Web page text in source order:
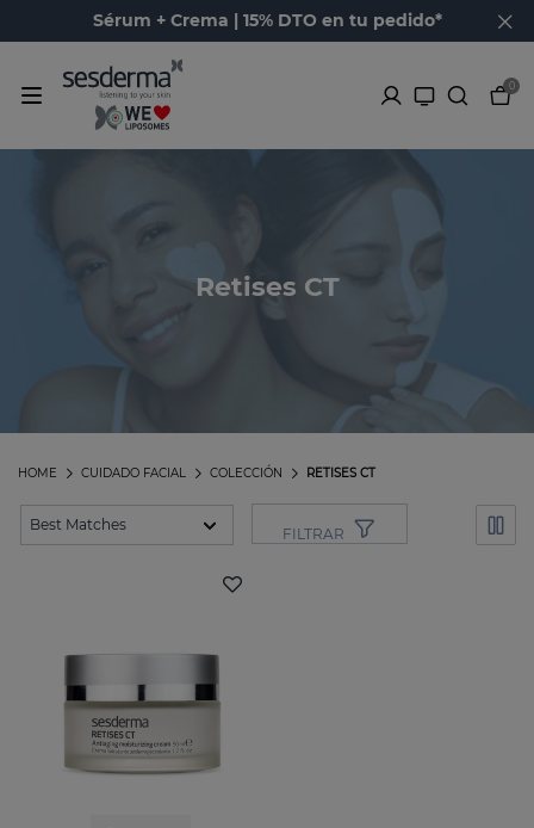
Sérum + Crema | 15% DTO en tu pedido*
0
Retises CT
RETISES CT
COLECCIÓN
CUIDADO FACIAL
HOME
FILTRAR